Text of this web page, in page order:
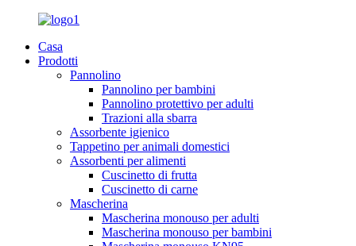
Casa
Prodotti
Pannolino
Pannolino per bambini
Pannolino protettivo per adulti
Trazioni alla sbarra
Assorbente igienico
Tappetino per animali domestici
Assorbenti per alimenti
Cuscinetto di frutta
Cuscinetto di carne
Mascherina
Mascherina monouso per adulti
Mascherina monouso per bambini